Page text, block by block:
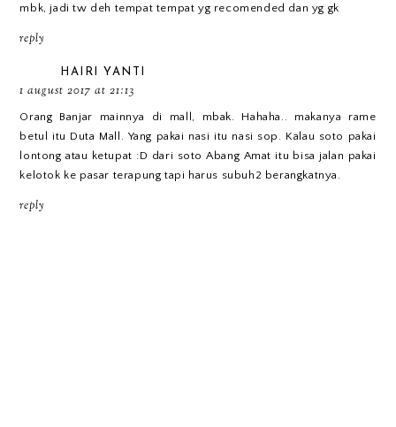
mbk, jadi tw deh tempat tempat yg recomended dan yg gk
reply
HAIRI YANTI
1 august 2017 at 21:13
Orang Banjar mainnya di mall, mbak. Hahaha.. makanya rame
betul itu Duta Mall. Yang pakai nasi itu nasi sop. Kalau soto pakai
lontong atau ketupat :D dari soto Abang Amat itu bisa jalan pakai
kelotok ke pasar terapung tapi harus subuh2 berangkatnya.
reply